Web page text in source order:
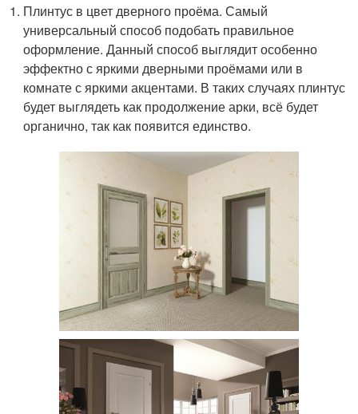
Плинтус в цвет дверного проёма. Самый
универсальный способ подобать правильное
оформление. Данный способ выглядит особенно
эффектно с яркими дверными проёмами или в
комнате с яркими акцентами. В таких случаях плинтус
будет выглядеть как продолжение арки, всё будет
органично, так как появится единство.